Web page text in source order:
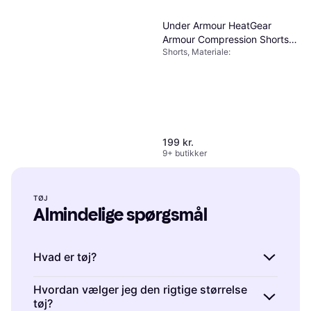
Fjällräven Keb Trousers
4.8
Materiale: Polyamid, Polyester,
Elastan/Lycra/Spandex, Bomuld,
Stretch, Lommer, Slidstærk,
Ventilerende, Justerbare
skulderstropper, Vandafvisende
1.000 kr.
Under Armour HeatGear
Armour Compression Shorts
Men - Black
Shorts, Materiale:
199 kr.
9+ butikker
TØJ
Almindelige spørgsmål
Hvad er tøj?
Tøj er beklædningsgenstande, der bruges til
at dække og beskytte kroppen. Tøj kan
Hvordan vælger jeg den rigtige størrelse
tøj?